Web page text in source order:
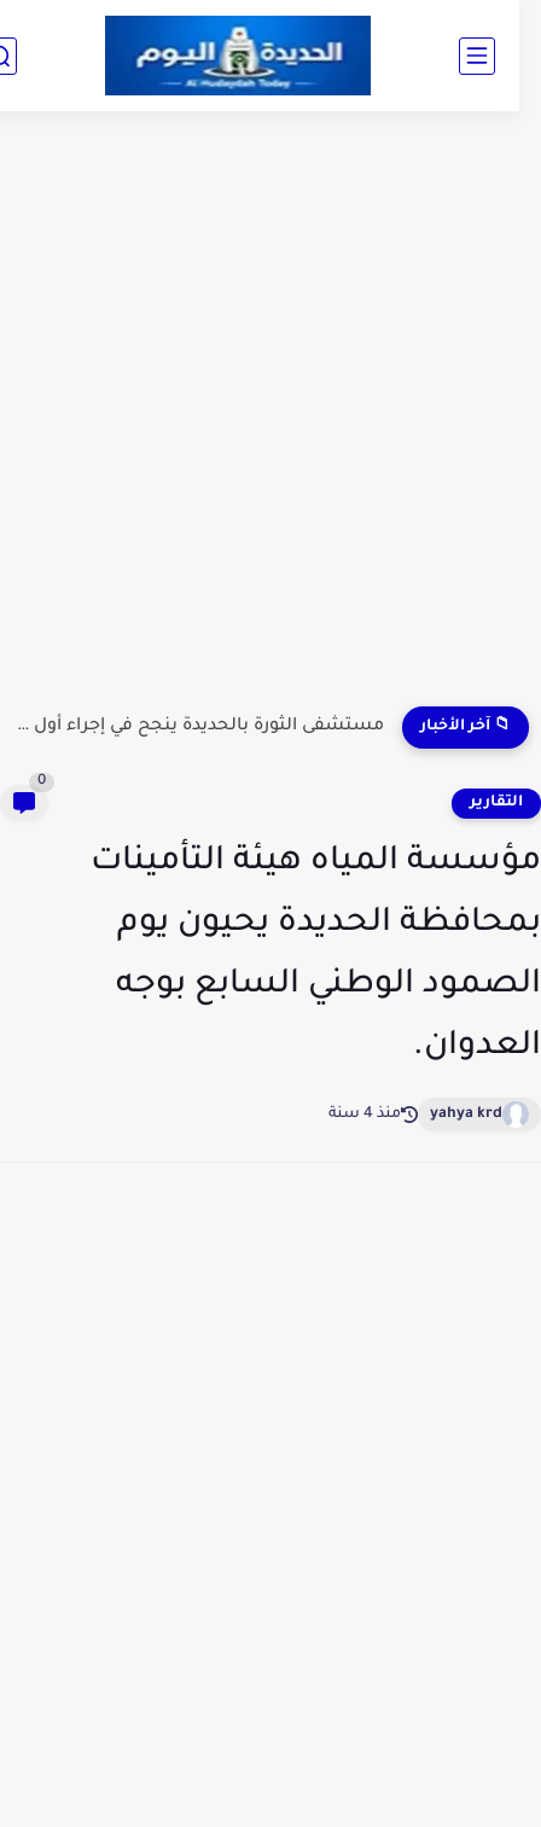
📁 آخر الأخبار مستشفى الثورة بالحديدة ينجح في إجراء أول عملية لاستئصال...
المياه هيئة التأمينات
الحديدة يحيون يوم
الوطني السابع بوجه
yahya krd منذ 4 سنة